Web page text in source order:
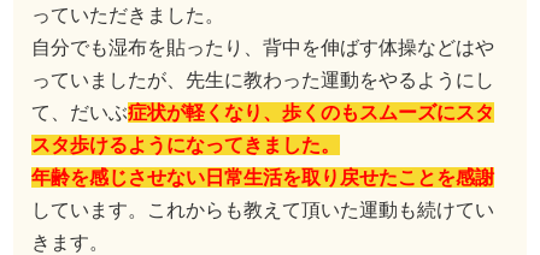
っていただきました。
自分でも湿布を貼ったり、背中を伸ばす体操などはや
っていましたが、先生に教わった運動をやるようにし
て、だいぶ症状が軽くなり、歩くのもスムーズにスタ
スタ歩けるようになってきました。
年齢を感じさせない日常生活を取り戻せたことを感謝
しています。これからも教えて頂いた運動も続けてい
きます。